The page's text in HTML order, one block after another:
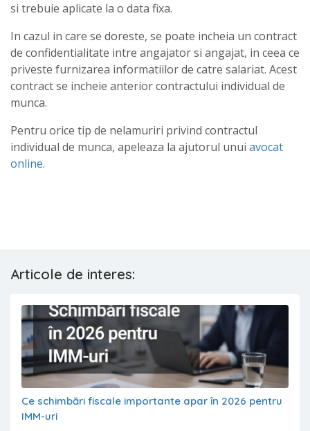
si trebuie aplicate la o data fixa.
In cazul in care se doreste, se poate incheia un contract
de confidentialitate intre angajator si angajat, in ceea ce
priveste furnizarea informatiilor de catre salariat. Acest
contract se incheie anterior contractului individual de
munca.
Pentru orice tip de nelamuriri privind contractul
individual de munca, apeleaza la ajutorul unui avocat
online.
Articole de interes:
Ce schimbări fiscale importante apar în 2026 pentru
IMM-uri